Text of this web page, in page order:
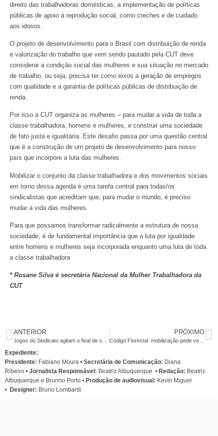
direito das trabalhadoras domésticas, a implementação de políticas
públicas de apoio à reprodução social, como creches e de cuidado
aos idosos.
O projeto de desenvolvimento para o Brasil com distribuição de renda
e valorização do trabalho que vem sendo pautado pela CUT deve
considerar a condição social das mulheres e sua situação no mercado
de trabalho, ou seja, precisa ter como eixos a geração de empregos
com qualidade e a garantia de políticas públicas de distribuição de
renda.
Por isso a CUT organiza as mulheres – para mudar a vida de toda a
classe trabalhadora, homens e mulheres, e construir uma sociedade
de fato justa e igualitária. Este desafio passa por uma questão central
que é a construção de um projeto de desenvolvimento para nosso
país que incorpore a luta das mulheres.
Mobilizar o conjunto da classe trabalhadora e dos movimentos sociais
em torno dessa agenda é uma tarefa central para todas/os
sindicalistas que acreditam que, para mudar o mundo, é preciso
mudar a vida das mulheres.
Para que possamos transformar radicalmente a estrutura de nossa
sociedade, é de fundamental importância que a luta por igualdade
entre homens e mulheres seja incorporada enquanto uma luta de toda
a classe trabalhadora
* Rosane Silva é secretária Nacional da Mulher Trabalhadora da
CUT
ANTERIOR PRÓXIMO
Código Florestal: mobilização pede veto de Dilma
Expediente:
Presidente: Fabiano Moura • Secretária de Comunicação: Diana
Ribeiro • Jornalista Responsável: Beatriz Albuquerque • Redação: Beatriz
Albuquerque e Brunno Porto • Produção de audiovisual: Kevin Miguel
• Designer: Bruno Lombardi